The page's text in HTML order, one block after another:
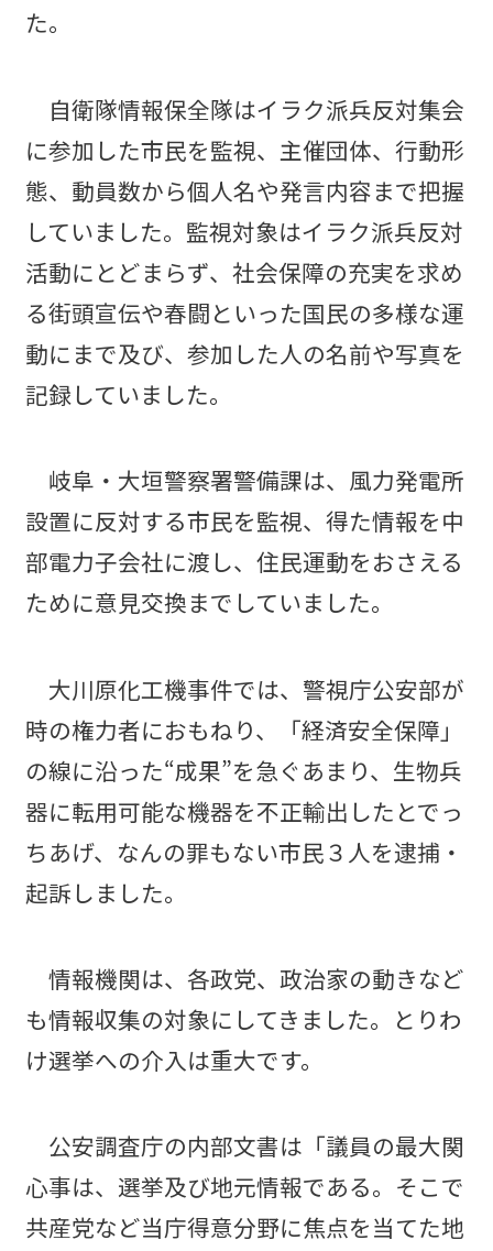
た。
自衛隊情報保全隊はイラク派兵反対集会
に参加した市民を監視、主催団体、行動形
態、動員数から個人名や発言内容まで把握
していました。監視対象はイラク派兵反対
活動にとどまらず、社会保障の充実を求め
る街頭宣伝や春闘といった国民の多様な運
動にまで及び、参加した人の名前や写真を
記録していました。
岐阜・大垣警察署警備課は、風力発電所
設置に反対する市民を監視、得た情報を中
部電力子会社に渡し、住民運動をおさえる
ために意見交換までしていました。
大川原化工機事件では、警視庁公安部が
時の権力者におもねり、「経済安全保障」
の線に沿った“成果”を急ぐあまり、生物兵
器に転用可能な機器を不正輸出したとでっ
ちあげ、なんの罪もない市民３人を逮捕・
起訴しました。
情報機関は、各政党、政治家の動きなど
も情報収集の対象にしてきました。とりわ
け選挙への介入は重大です。
公安調査庁の内部文書は「議員の最大関
心事は、選挙及び地元情報である。そこで
共産党など当庁得意分野に焦点を当てた地